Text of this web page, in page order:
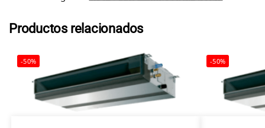
Productos relacionados
-50% -50%